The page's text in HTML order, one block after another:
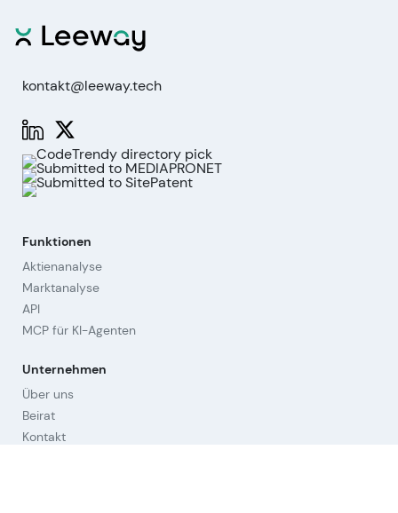
kontakt@leeway.tech
Funktionen
Aktienanalyse
Marktanalyse
API
MCP für KI-Agenten
Unternehmen
Über uns
Beirat
Kontakt